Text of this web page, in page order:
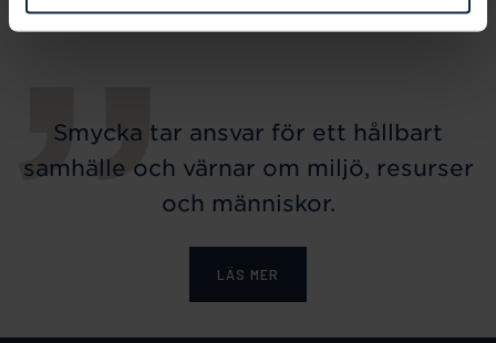
Smycka tar ansvar för ett hållbart
samhälle och värnar om miljö, resurser
och människor.
LÄS MER